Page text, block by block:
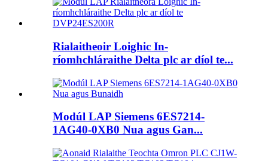
Rialaitheoir Loighic In-
ríomhchláraithe Delta plc ar díol te...
Modúl LAP Siemens 6ES7214-
1AG40-0XB0 Nua agus Gan...